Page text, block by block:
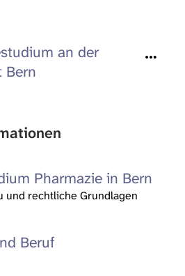
an der
Bern
Pharmazie in Bern
und rechtliche Grundlagen
Beruf